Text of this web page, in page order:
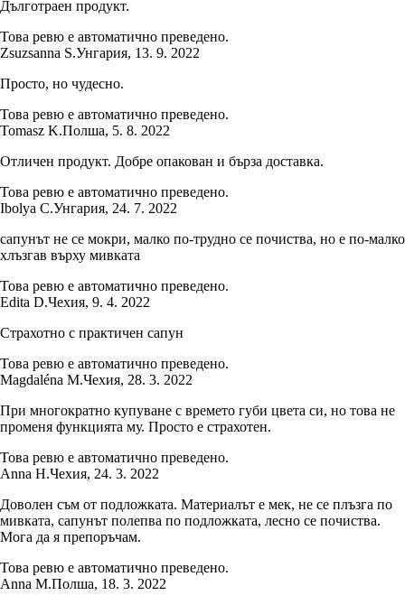
Дълготраен продукт.
Това ревю е автоматично преведено.
Zsuzsanna S.Унгария, 13. 9. 2022
Просто, но чудесно.
Това ревю е автоматично преведено.
Tomasz K.Полша, 5. 8. 2022
Отличен продукт. Добре опакован и бърза доставка.
Това ревю е автоматично преведено.
Ibolya C.Унгария, 24. 7. 2022
сапунът не се мокри, малко по-трудно се почиства, но е по-малко
хлъзгав върху мивката
Това ревю е автоматично преведено.
Edita D.Чехия, 9. 4. 2022
Страхотно с практичен сапун
Това ревю е автоматично преведено.
Magdaléna M.Чехия, 28. 3. 2022
При многократно купуване с времето губи цвета си, но това не
променя функцията му. Просто е страхотен.
Това ревю е автоматично преведено.
Anna H.Чехия, 24. 3. 2022
Доволен съм от подложката. Материалът е мек, не се плъзга по
мивката, сапунът полепва по подложката, лесно се почиства.
Мога да я препоръчам.
Това ревю е автоматично преведено.
Anna M.Полша, 18. 3. 2022